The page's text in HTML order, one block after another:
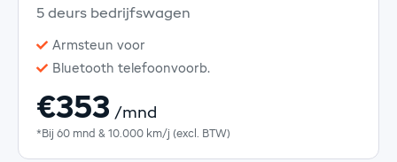
5 deurs bedrijfswagen
Armsteun voor
Bluetooth telefoonvoorb.
€353 /mnd
*Bij 60 mnd & 10.000 km/j (excl. BTW)